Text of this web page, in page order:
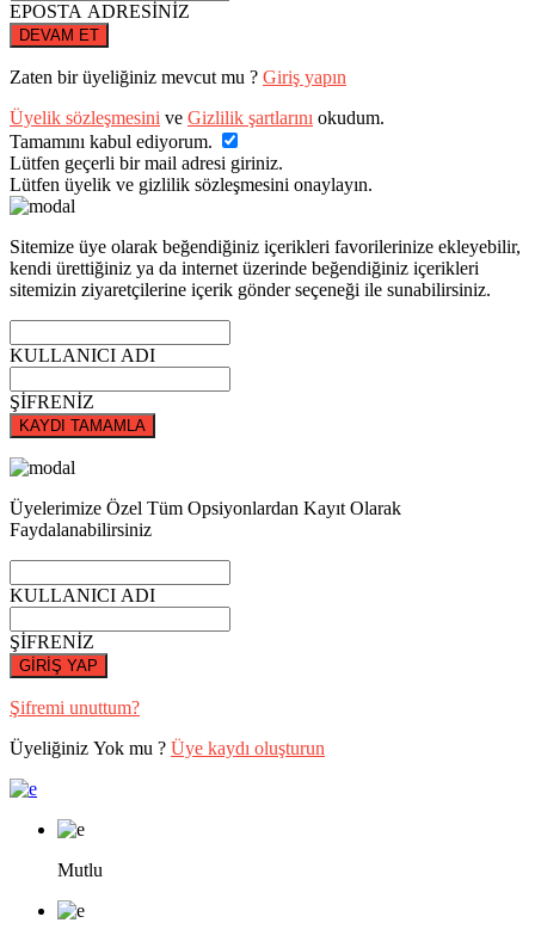
EPOSTA ADRESİNİZ
DEVAM ET
Zaten bir üyeliğiniz mevcut mu ? Giriş yapın
Üyelik sözleşmesini ve Gizlilik şartlarını okudum.
Tamamını kabul ediyorum.
Lütfen geçerli bir mail adresi giriniz.
Lütfen üyelik ve gizlilik sözleşmesini onaylayın.
Sitemize üye olarak beğendiğiniz içerikleri favorilerinize ekleyebilir,
kendi ürettiğiniz ya da internet üzerinde beğendiğiniz içerikleri
sitemizin ziyaretçilerine içerik gönder seçeneği ile sunabilirsiniz.
KULLANICI ADI
ŞİFRENİZ
KAYDI TAMAMLA
Üyelerimize Özel Tüm Opsiyonlardan Kayıt Olarak
Faydalanabilirsiniz
KULLANICI ADI
ŞİFRENİZ
GİRİŞ YAP
Şifremi unuttum?
Üyeliğiniz Yok mu ? Üye kaydı oluşturun
Mutlu